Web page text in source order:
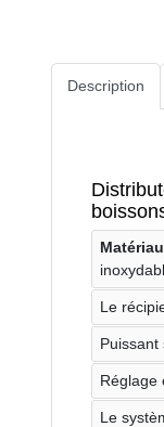
Description
Le
Réglage
Le